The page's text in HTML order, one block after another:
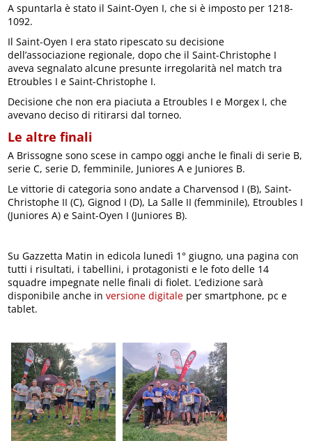
A spuntarla è stato il Saint-Oyen I, che si è imposto per 1218-
1092.
Il Saint-Oyen I era stato ripescato su decisione
dell’associazione regionale, dopo che il Saint-Christophe I
aveva segnalato alcune presunte irregolarità nel match tra
Etroubles I e Saint-Christophe I.
Decisione che non era piaciuta a Etroubles I e Morgex I, che
avevano deciso di ritirarsi dal torneo.
Le altre finali
A Brissogne sono scese in campo oggi anche le finali di serie B,
serie C, serie D, femminile, Juniores A e Juniores B.
Le vittorie di categoria sono andate a Charvensod I (B), Saint-
Christophe II (C), Gignod I (D), La Salle II (femminile), Etroubles I
(Juniores A) e Saint-Oyen I (Juniores B).
Su Gazzetta Matin in edicola lunedì 1° giugno, una pagina con
tutti i risultati, i tabellini, i protagonisti e le foto delle 14
squadre impegnate nelle finali di fiolet. L’edizione sarà
disponibile anche inversione digitale per smartphone, pc e
tablet.